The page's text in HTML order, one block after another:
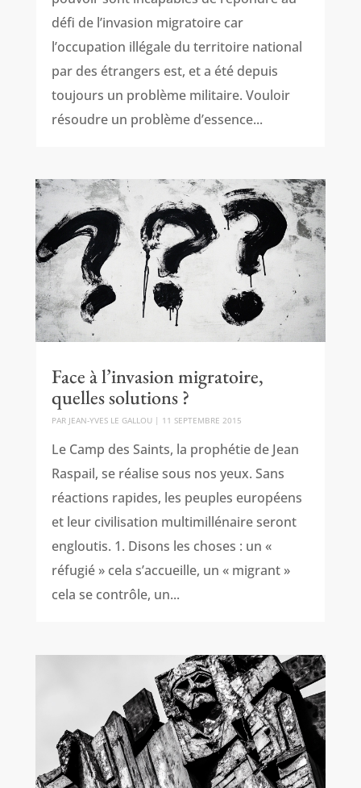
défi de l’invasion migratoire car
l’occupation illégale du territoire national
par des étrangers est, et a été depuis
toujours un problème militaire. Vouloir
résoudre un problème d’essence...
Face à l’invasion migratoire,
quelles solutions ?
PAR JEAN-YVES LE GALLOU| 11 SEPTEMBRE 2015
Le Camp des Saints, la prophétie de Jean
Raspail, se réalise sous nos yeux. Sans
réactions rapides, les peuples européens
et leur civilisation multimillénaire seront
engloutis. 1. Disons les choses : un «
réfugié » cela s’accueille, un « migrant »
cela se contrôle, un...